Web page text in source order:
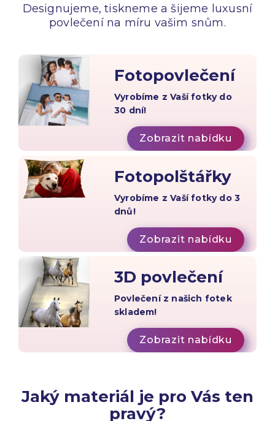
Designujeme, tiskneme a šijeme luxusní
povlečení na míru vašim snům.
Fotopovlečení
Vyrobíme z Vaší fotky do
30 dní!
Zobrazit nabídku
Fotopolštářky
Vyrobíme z Vaší fotky do 3
dnů!
Zobrazit nabídku
3D povlečení
Povlečení z našich fotek
skladem!
Zobrazit nabídku
Jaký materiál je pro Vás ten
pravý?